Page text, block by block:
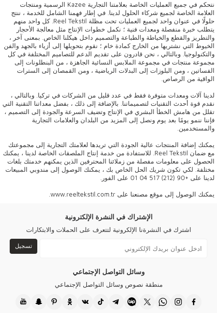
نتحكم في جميع العمليات الخاصة بعلامتنا التجارية Kazee الرسمية ومنتجات
العلامة الخاصة لجميع شركاء الحلول لدينا. في إطار فهمنا الشامل للخدمة ، ننتج
حلولًا في عنوان واحد لجميع العمليات تحت مظلة Reel Tekstil. كل واحد منهم
يتطلب خبرة منفصلة ومعدات فنية ؛ نكمل خطوات الإنتاج مثل معالجة الأحجار
والتطريز والقطع والخياطة والطباعة والتصميم داخل هيكلنا الخاص. بمعنى آخر ،
الخيوط التي نشتريها من الخارج كمادة خام ؛ نقوم بتحويلها إلى أزياء بالجهد والفن
والتكنولوجيا. وبالتالي ، نحن قادرون على تقديم الدعم للتصاميم المختلفة في كل
مجموعة منتجات في مجموعة الملابس النسائية الجاهزة ، من البنطلونات إلى
الفساتين ، ومن البلوزات إلى البدلات الرياضية ، ومن القمصان إلى السترات
الواقية من الرصاص.
لدينا آلات ومعدات متوفرة فقط في عدد قليل من الشركات في تركيا. وبالتالي ،
نقدم قوة أحدث التقنيات لتصميماتنا. بالإضافة إلى ذلك ، بفضل معداتنا التقنية التي
تقلل من هامش الخطأ البشري في الإنتاج وتضيف السرعة والجودة إلى التصميم ،
فإننا ننمو يومًا بعد يوم ونصل إلى المزيد من البلدان والعلامات التجارية
والمستخدمين.
يمكنك إضافة المنتجات عالية الجودة التي تريدها لعلامتك التجارية إلى مجموعتك
مع ضمان Reel Tekstil. للاستفادة من خدمة إنتاج الملصقات الخاصة لدينا ، يمكنك
الحصول على معلومات مفصلة من زملائنا المحترفين الذين يمكنهم خدمتك بلغات
مختلفة. لكي تكون شريك الحل الخاص بك ، يمكنك الوصول إلى مندوبي المبيعات
لدينا على +90 (212) 517 04 01 على الفور.
يمكنك الوصول إلى موقع مصنعنا على www.reeltekstil.com.tr.
الإشتراك في النشرة الإلكترونية
اشترك في النشرةنا الإلكرونية لتتعرف على الحملات والابتكارات
تسجيل
وسائل التواصل الإجتماعي
منطقة نصوص وسائل التواصل الإجتماعي